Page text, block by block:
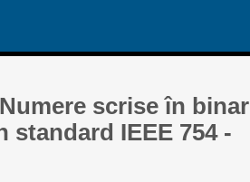
scrise în binar
IEEE 754 -